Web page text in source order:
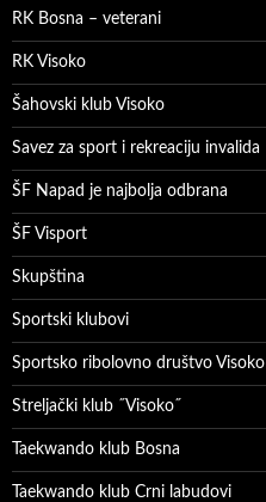
RK Bosna – veterani
RK Visoko
Šahovski klub Visoko
Savez za sport i rekreaciju invalida
ŠF Napad je najbolja odbrana
ŠF Visport
Skupština
Sportski klubovi
Sportsko ribolovno društvo Visoko
Streljački klub ˝Visoko˝
Taekwando klub Bosna
Taekwando klub Crni labudovi